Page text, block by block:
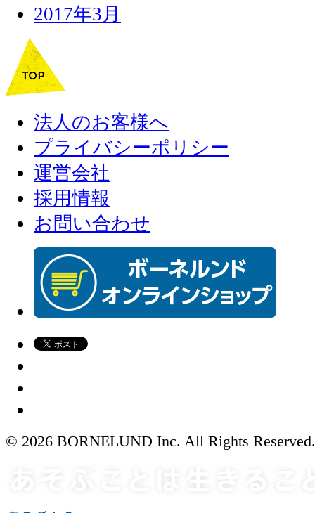
2017年3月
法人のお客様へ
プライバシーポリシー
運営会社
採用情報
お問い合わせ
© 2026 BORNELUND Inc. All Rights Reserved.